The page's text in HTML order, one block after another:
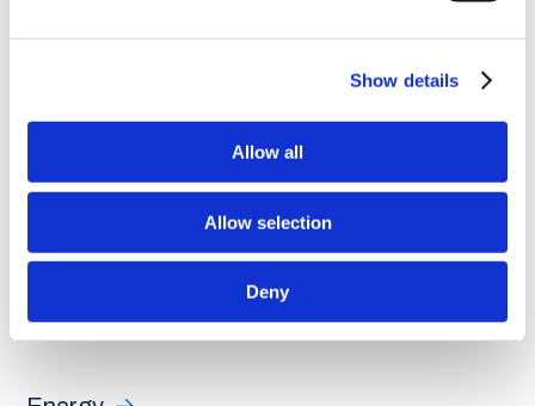
Show details
Allow all
Allow selection
Deny